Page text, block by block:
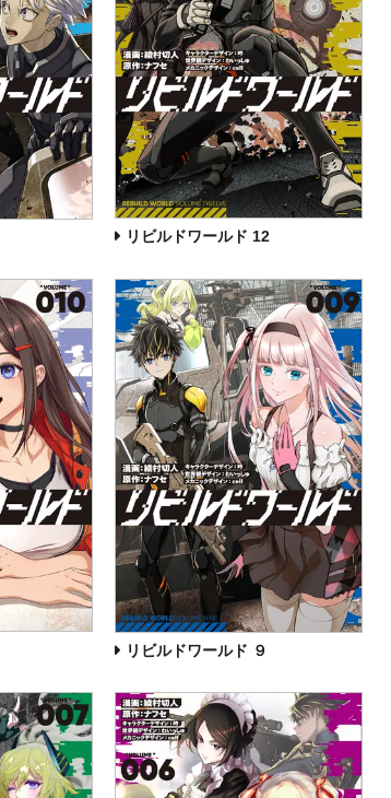
リビルドワールド 12
リビルドワールド ９